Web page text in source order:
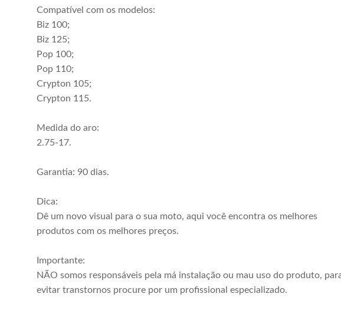
Compatível com os modelos:
Biz 100;
Biz 125;
Pop 100;
Pop 110;
Crypton 105;
Crypton 115.
Medida do aro:
2.75-17.
Garantia: 90 dias.
Dica:
Dê um novo visual para o sua moto, aqui você encontra os melhores
produtos com os melhores preços.
Importante:
NÃO somos responsáveis pela má instalação ou mau uso do produto,
evitar transtornos procure por um profissional especializado.